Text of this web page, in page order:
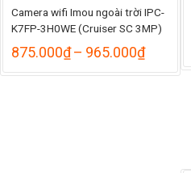
Camera wifi Imou ngoài trời IPC-
K7FP-3H0WE (Cruiser SC 3MP)
875.000₫– 965.000₫Khoảng
từ